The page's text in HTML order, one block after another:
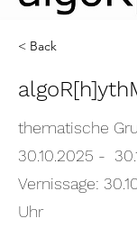
< Back
thematische
30.10.2025 -
Vernissage:
Uhr